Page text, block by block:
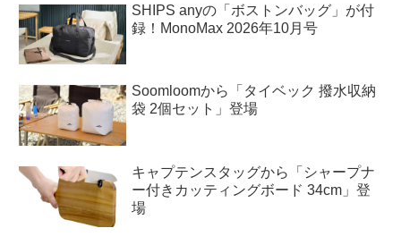
SHIPS anyの「ボストンバッグ」が付
録！MonoMax 2026年10月号
Soomloomから「タイベック 撥水収納
袋 2個セット」登場
キャプテンスタッグから「シャープナ
ー付きカッティングボード 34cm」登
場